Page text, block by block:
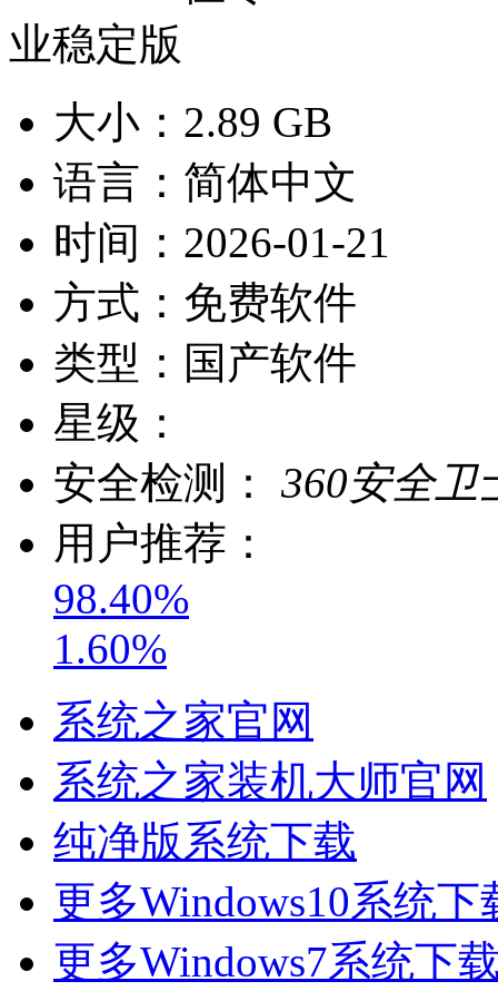
大小： 2.89 GB
语言： 简体中文
时间： 2026-01-21
方式： 免费软件
类型： 国产软件
星级：
安全检测：
360安全卫
用户推荐：
98.40%
1.60%
系统之家官网
系统之家装机大师官网
纯净版系统下载
更多Windows10系统下
更多Windows7系统下